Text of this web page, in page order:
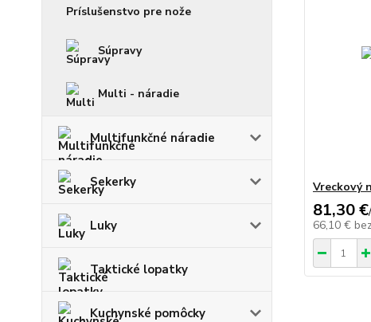
Príslušenstvo pre nože
Súpravy
Multi - náradie
Multifunkčné náradie
Sekerky
Luky
Taktické lopatky
Kuchynské pomôcky
Vreckový
81,30 €/
66,10 €